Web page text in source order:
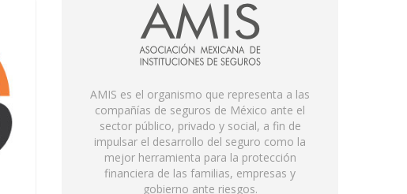
AMIS es el organismo que representa a las
compañías de seguros de México ante el
sector público, privado y social, a fin de
impulsar el desarrollo del seguro como la
mejor herramienta para la protección
financiera de las familias, empresas y
gobierno ante riesgos.